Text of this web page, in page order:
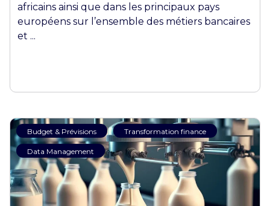
africains ainsi que dans les principaux pays
européens sur l’ensemble des métiers bancaires
et ...
Budget & Prévisions Transformation finance
Data Management